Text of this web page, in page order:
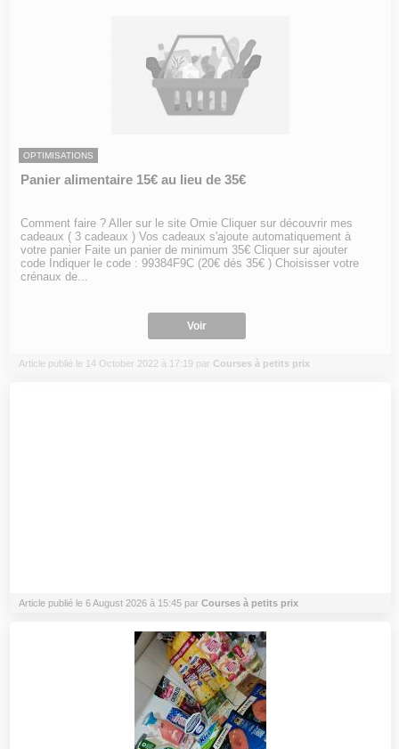
OPTIMISATIONS
Panier alimentaire 15€ au lieu de 35€
Comment faire ? Aller sur le site Omie Cliquer sur découvrir mes
cadeaux ( 3 cadeaux ) Vos cadeaux s'ajoute automatiquement à
votre panier Faite un panier de minimum 35€ Cliquer sur ajouter
code Indiquer le code : 99384F9C (20€ dés 35€ ) Choisisser votre
crénaux de...
Voir
Article publié le 14 October 2022 à 17:19 par Courses à petits prix
Article publié le 6 August 2026 à 15:45 par Courses à petits prix